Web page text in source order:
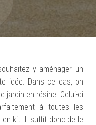
y aménager un
idée. Dans ce cas, on
jardin en résine. Celui-ci
à toutes les
kit. Il suffit donc de le